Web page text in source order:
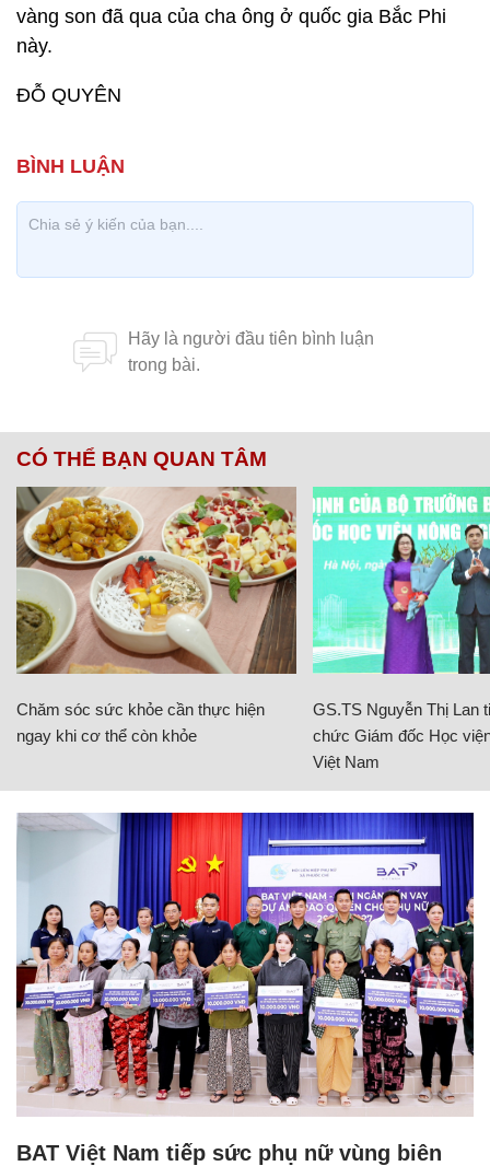
vàng son đã qua của cha ông ở quốc gia Bắc Phi
này.
ĐỖ QUYÊN
CÓ THỂ BẠN QUAN TÂM
Chăm sóc sức khỏe cần thực hiện
ngay khi cơ thể còn khỏe
GS.TS Nguyễn Thị Lan
chức Giám đốc Học
Việt Nam
BAT Việt Nam tiếp sức phụ nữ vùng biên